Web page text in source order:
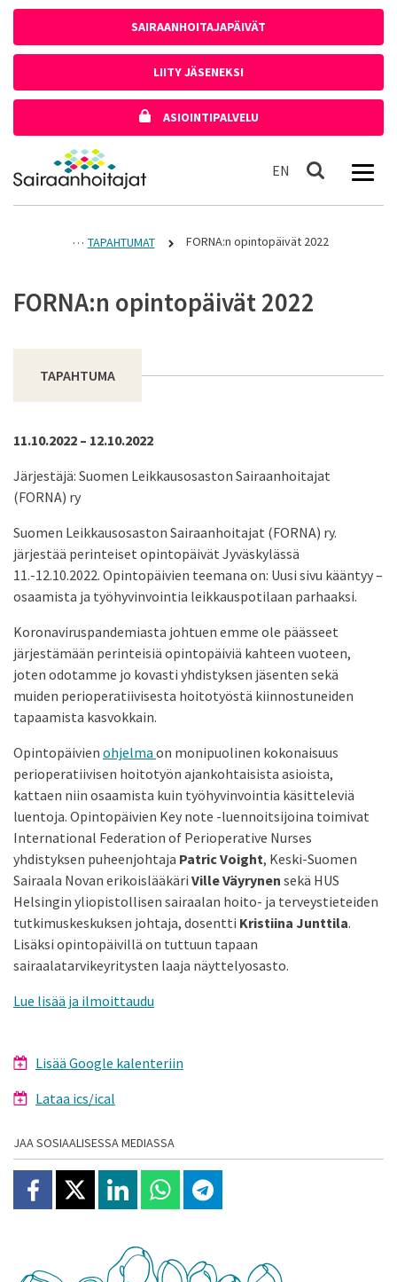
SAIRAANHOITAJAPÄIVÄT
LIITY JÄSENEKSI
ASIOINTIPALVELU
Etusivulle
EN In English
Haku
TAPAHTUMAT FORNA:n opintopäivät 2022
FORNA:n opintopäivät 2022
TAPAHTUMA
11.10.2022 – 12.10.2022
Järjestäjä: Suomen Leikkausosaston Sairaanhoitajat
(FORNA) ry
Suomen Leikkausosaston Sairaanhoitajat (FORNA) ry.
järjestää perinteiset opintopäivät Jyväskylässä
11.-12.10.2022. Opintopäivien teemana on: Uusi sivu kääntyy –
osaamista ja työhyvinvointia leikkauspotilaan parhaaksi.
Koronaviruspandemiasta johtuen emme ole päässeet
järjestämään perinteisiä opintopäiviä kahteen vuoteen,
joten odotamme jo kovasti yhdistyksen jäsenten sekä
muiden perioperatiivisesta hoitotyöstä kiinnostuneiden
tapaamista kasvokkain.
Opintopäivien ohjelma on monipuolinen kokonaisuus
perioperatiivisen hoitotyön ajankohtaisista asioista,
kattaen niin osaamista kuin työhyvinvointia käsitteleviä
luentoja. Opintopäivien Key note -luennoitsijoina toimivat
International Federation of Perioperative Nurses
yhdistyksen puheenjohtaja Patric Voight, Keski-Suomen
Sairaala Novan erikoislääkäri Ville Väyrynen sekä HUS
Helsingin yliopistollisen sairaalan hoito- ja terveystieteiden
tutkimuskeskuksen johtaja, dosentti Kristiina Junttila.
Lisäksi opintopäivillä on tuttuun tapaan
sairaalatarvikeyritysten laaja näyttelyosasto.
Lue lisää ja ilmoittaudu
Lisää Google kalenteriin
Lataa ics/ical
JAA SOSIAALISESSA MEDIASSA
Jaa Facebookissa
Jaa X:ssäJaa Linkedinissä
Jaa Whatsappissa
Jaa Telegramissa